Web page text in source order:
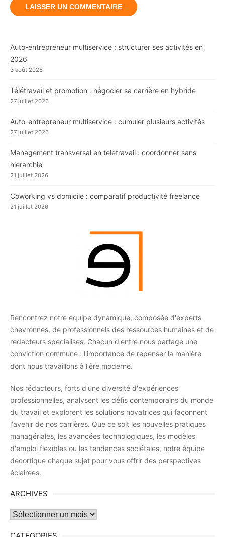
Auto-entrepreneur multiservice : structurer ses activités en
2026
3 août 2026
Télétravail et promotion : négocier sa carrière en hybride
27 juillet 2026
Auto-entrepreneur multiservice : cumuler plusieurs activités
27 juillet 2026
Management transversal en télétravail : coordonner sans
hiérarchie
21 juillet 2026
Coworking vs domicile : comparatif productivité freelance
21 juillet 2026
Rencontrez notre équipe dynamique, composée d'experts
chevronnés, de professionnels des ressources humaines et de
rédacteurs spécialisés. Chacun d'entre nous partage une
conviction commune : l'importance de repenser la manière
dont nous travaillons à l'ère moderne.
Nos rédacteurs, forts d'une diversité d'expériences
professionnelles, analysent les défis contemporains du monde
du travail et explorent les solutions novatrices qui façonnent
l'avenir de nos carrières. Que ce soit les nouvelles pratiques
managériales, les avancées technologiques, les modèles
d'emploi flexibles ou les tendances sociétales, notre équipe
décortique chaque sujet pour vous offrir des perspectives
éclairées.
ARCHIVES
Archives